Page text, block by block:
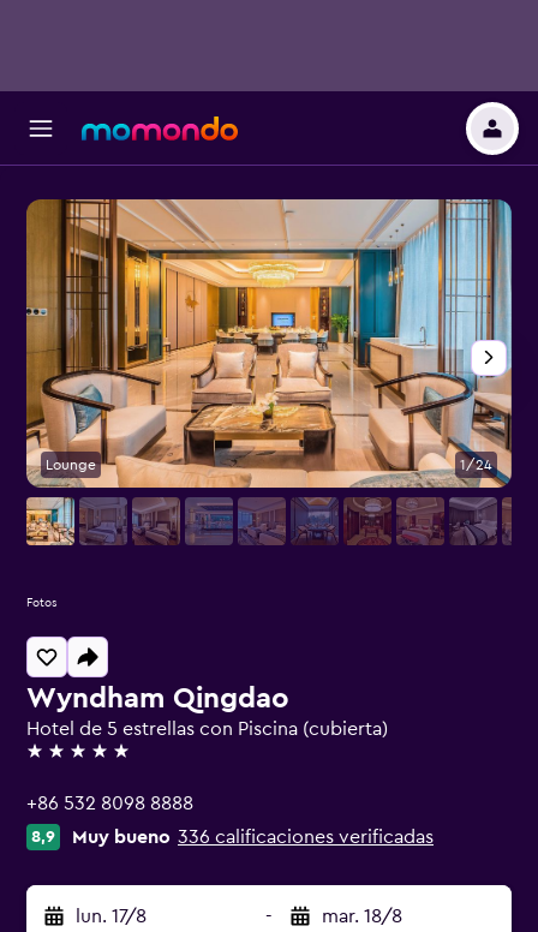
Wyndham Qingdao
Hotel de 5 estrellas con Piscina (cubierta)
5 estrellas
+86 532 8098 8888
8,9 Muy bueno 336 calificaciones verificadas
lun. 17/8 - mar. 18/8
Lounge 1/24
Fotos